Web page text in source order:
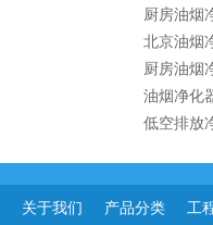
厨房油烟
北京油烟
厨房油烟
油烟净化
低空排放
关于我们 产品分类 工